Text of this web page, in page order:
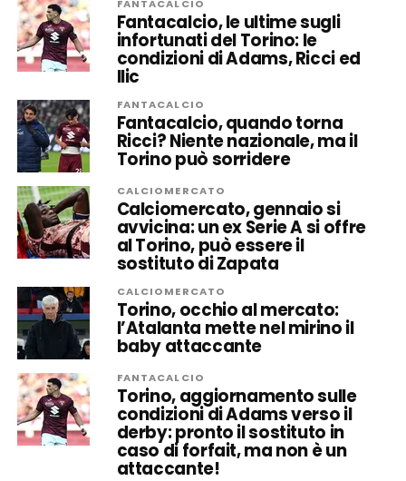
FANTACALCIO
Fantacalcio, le ultime sugli
infortunati del Torino: le
condizioni di Adams, Ricci ed
Ilic
FANTACALCIO
Fantacalcio, quando torna
Ricci? Niente nazionale, ma il
Torino può sorridere
CALCIOMERCATO
Calciomercato, gennaio si
avvicina: un ex Serie A si offre
al Torino, può essere il
sostituto di Zapata
CALCIOMERCATO
Torino, occhio al mercato:
l’Atalanta mette nel mirino il
baby attaccante
FANTACALCIO
Torino, aggiornamento sulle
condizioni di Adams verso il
derby: pronto il sostituto in
caso di forfait, ma non è un
attaccante!